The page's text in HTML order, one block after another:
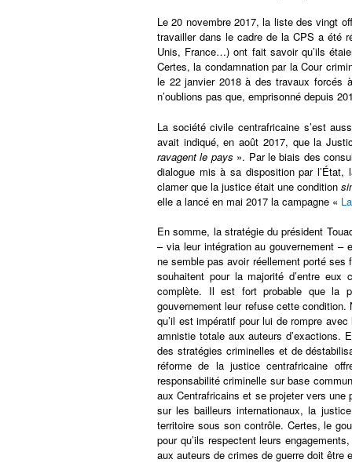
Le 20 novembre 2017, la liste des vingt
travailler dans le cadre de la CPS a été
Unis, France…) ont fait savoir qu’ils
Certes, la condamnation par la Cour
le 22 janvier 2018 à des travaux forcés
n’oublions pas que, emprisonné depuis
La société civile centrafricaine s’est
avait indiqué, en août 2017, que la
ravagent le pays ». Par le biais des
dialogue mis à sa disposition par
clamer que la justice était une condition
elle a lancé en mai 2017 la campagne «
En somme, la stratégie du président
– via leur intégration au gouvernement –
ne semble pas avoir réellement porté
souhaitent pour la majorité d’entre eux
complète. Il est fort probable que la
gouvernement leur refuse cette condition.
qu’il est impératif pour lui de rompre
amnistie totale aux auteurs d’exactions.
des stratégies criminelles et de
réforme de la justice centrafricaine
responsabilité criminelle sur base
aux Centrafricains et se projeter vers
sur les bailleurs internationaux, la
territoire sous son contrôle. Certes, le
pour qu’ils respectent leurs
aux auteurs de crimes de guerre doit être